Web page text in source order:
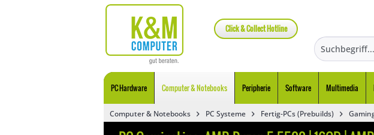
Click & Collect Hotline
PC Hardware Computer & Notebooks Peripherie Software Multimedia
Computer & Notebooks PC Systeme Fertig-PCs (Prebuilds)